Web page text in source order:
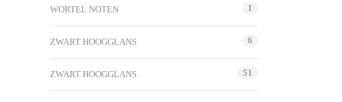
WORTEL NOTEN 1
ZWART HOOGGLANS 6
ZWART HOOGGLANS 51